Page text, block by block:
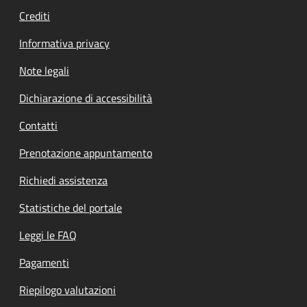
Crediti
Informativa privacy
Note legali
Dichiarazione di accessibilità
Contatti
Prenotazione appuntamento
Richiedi assistenza
Statistiche del portale
Leggi le FAQ
Pagamenti
Riepilogo valutazioni